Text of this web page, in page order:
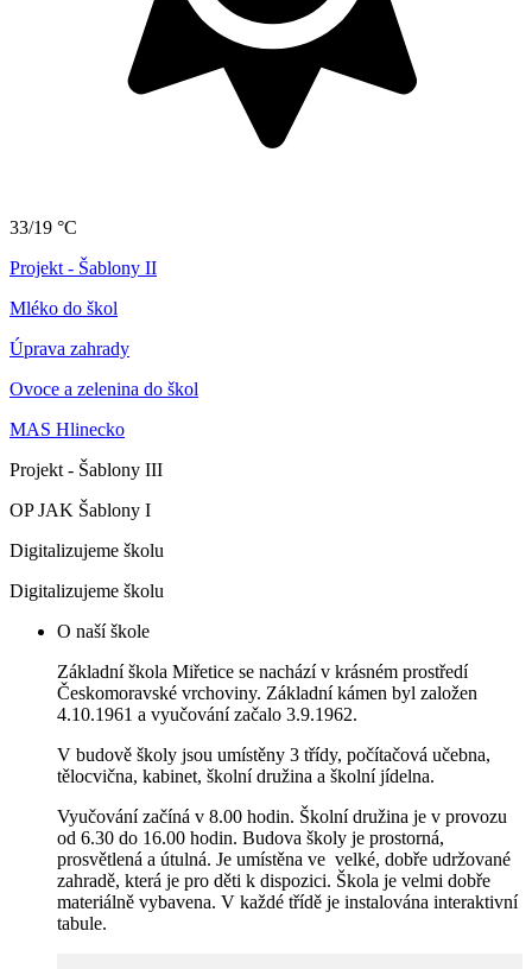
33/19 °C
Projekt - Šablony II
Mléko do škol
Úprava zahrady
Ovoce a zelenina do škol
MAS Hlinecko
Projekt - Šablony III
OP JAK Šablony I
Digitalizujeme školu
Digitalizujeme školu
O naší škole
Základní škola Miřetice se nachází v krásném prostředí
Českomoravské vrchoviny. Základní kámen byl založen
4.10.1961 a vyučování začalo 3.9.1962.
V budově školy jsou umístěny 3 třídy, počítačová učebna,
tělocvična, kabinet, školní družina a školní jídelna.
Vyučování začíná v 8.00 hodin. Školní družina je v provozu
od 6.30 do 16.00 hodin. Budova školy je prostorná,
prosvětlená a útulná. Je umístěna ve velké, dobře udržované
zahradě, která je pro děti k dispozici. Škola je velmi dobře
materiálně vybavena. V každé třídě je instalována interaktivní
tabule.